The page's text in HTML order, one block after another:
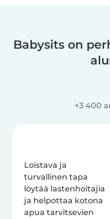
Babysits on
+3 400
Loistava ja
turvallinen tapa
löytää lastenhoitajia
ja helpottaa kotona
apua tarvitsevien